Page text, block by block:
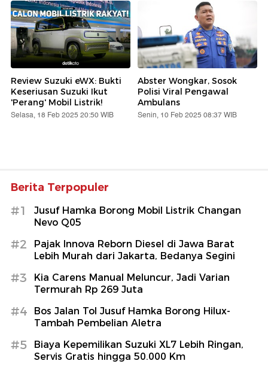
Review Suzuki eWX: Bukti
Keseriusan Suzuki Ikut
'Perang' Mobil Listrik!
Selasa, 18 Feb 2025 20:50 WIB
Abster Wongkar, Sosok
Polisi Viral Pengawal
Ambulans
Senin, 10 Feb 2025 08:37 WIB
Berita Terpopuler
#1
Jusuf Hamka Borong Mobil Listrik Changan
Nevo Q05
#2
Pajak Innova Reborn Diesel di Jawa Barat
Lebih Murah dari Jakarta, Bedanya Segini
#3
Kia Carens Manual Meluncur, Jadi Varian
Termurah Rp 269 Juta
#4
Bos Jalan Tol Jusuf Hamka Borong Hilux-
Tambah Pembelian Aletra
#5
Biaya Kepemilikan Suzuki XL7 Lebih Ringan,
Servis Gratis hingga 50.000 Km